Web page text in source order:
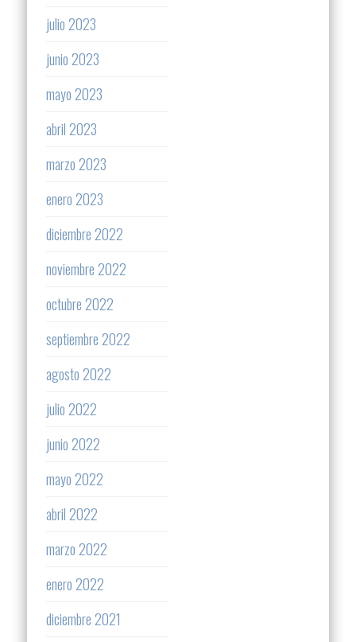
julio 2023
junio 2023
mayo 2023
abril 2023
marzo 2023
enero 2023
diciembre 2022
noviembre 2022
octubre 2022
septiembre 2022
agosto 2022
julio 2022
junio 2022
mayo 2022
abril 2022
marzo 2022
enero 2022
diciembre 2021